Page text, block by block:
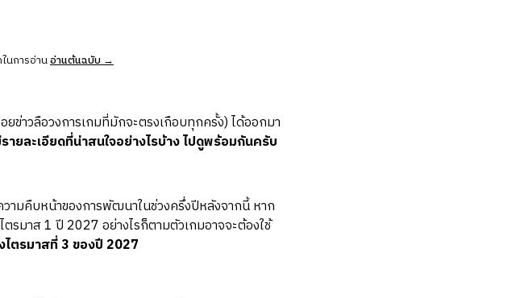
นการอ่านอ่านต้นฉบับ →
ยข่าวลือวงการเกมที่มักจะตรงเกือบทุกครั้ง) ได้ออกมา
ายละเอียดที่น่าสนใจอย่างไรบ้าง ไปดูพร้อมกันครับ
ามคืบหน้าของการพัฒนาในช่วงครึ่งปีหลังจากนี้ หาก
รมาส 1 ปี 2027 อย่างไรก็ตามตัวเกมอาจจะต้องใช้
ไตรมาสที่ 3 ของปี 2027